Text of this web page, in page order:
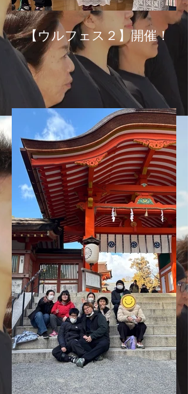
【ウルフェス２】開催！